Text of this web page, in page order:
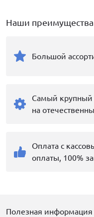
Наши преимущества
Большой
Самый крупный
на
Оплата с
оплаты, 100%
Полезная информация